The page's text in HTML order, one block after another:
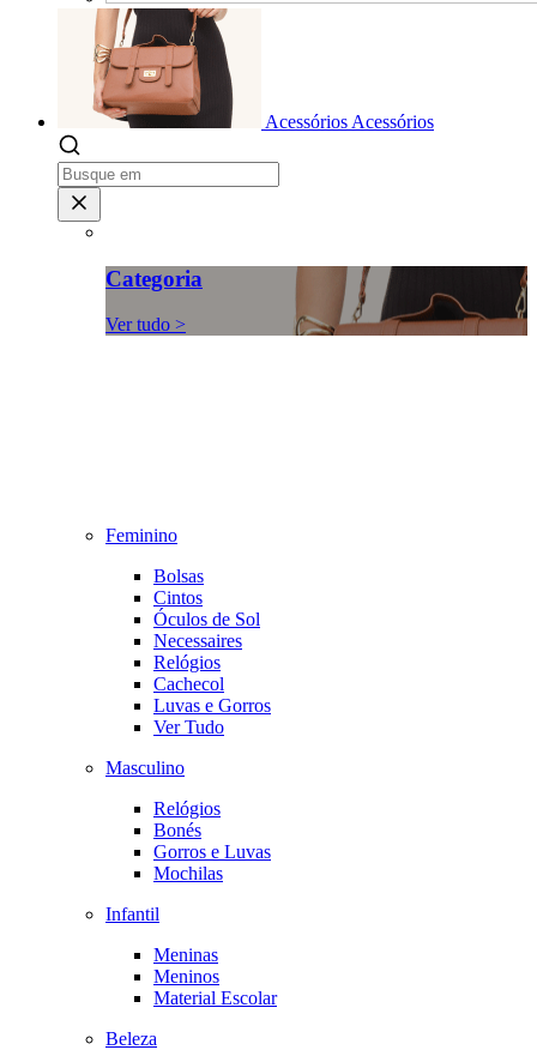
Acessórios Acessórios
Categoria
Ver tudo >
Feminino
Bolsas
Cintos
Óculos de Sol
Necessaires
Relógios
Cachecol
Luvas e Gorros
Ver Tudo
Masculino
Relógios
Bonés
Gorros e Luvas
Mochilas
Infantil
Meninas
Meninos
Material Escolar
Beleza